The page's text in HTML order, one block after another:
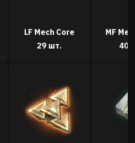
LF Mech Core
29 шт.
MF
40